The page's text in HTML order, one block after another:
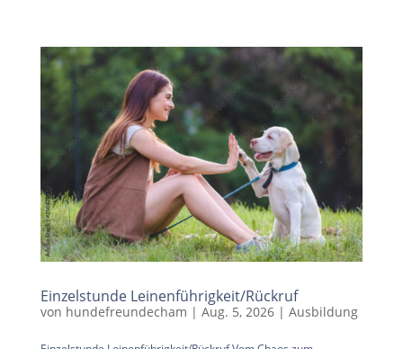
Einzelstunde Leinenführigkeit/Rückruf
von hundefreundecham | Aug. 5, 2026| Ausbildung